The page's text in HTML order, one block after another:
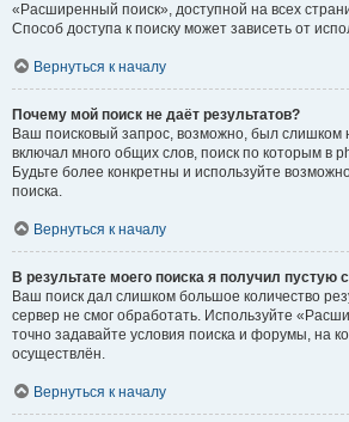
«Расширенный поиск», доступной на всех
Способ доступа к поиску может зависеть от
Вернуться к началу
Почему мой поиск не даёт результатов?
Ваш поисковый запрос, возможно, был
включал много общих слов, поиск по которым в
Будьте более конкретны и используйте
поиска.
Вернуться к началу
В результате моего поиска я получил пустую
Ваш поиск дал слишком большое количество
сервер не смог обработать. Используйте
точно задавайте условия поиска и форумы, на
осуществлён.
Вернуться к началу